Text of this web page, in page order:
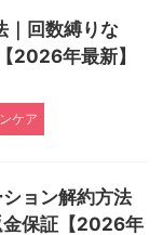
｜回数縛りな
2026年最新】
ケア
ョン解約方法
金保証【2026年